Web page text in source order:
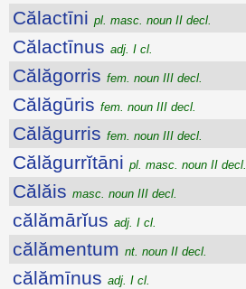
Călactīni pl. masc. noun II decl.
Călactīnus adj. I cl.
Călăgorris fem. noun III decl.
Călăgūris fem. noun III decl.
Călăgurris fem. noun III decl.
Călăgurrĭtāni pl. masc. noun II decl.
Călăis masc. noun III decl.
călămārĭus adj. I cl.
călămentum nt. noun II decl.
călămīnus adj. I cl.